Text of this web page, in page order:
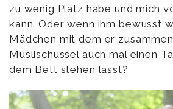
zu wenig Platz habe und mich
kann. Oder wenn ihm bewusst
Mädchen mit dem er
Müslischüssel auch mal einen
dem Bett stehen lässt?